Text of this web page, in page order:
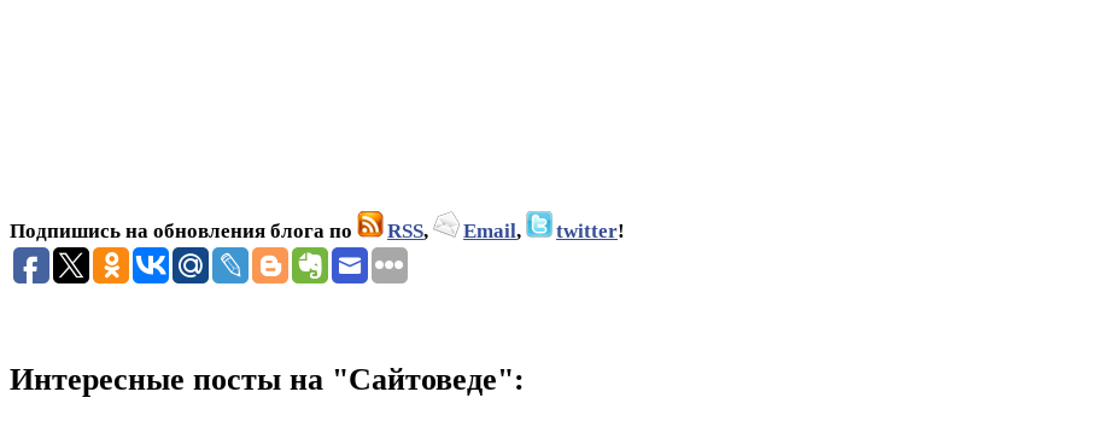
Подпишись на обновления блога по RSS, Email, twitter!
Интересные посты на "Сайтоведе":